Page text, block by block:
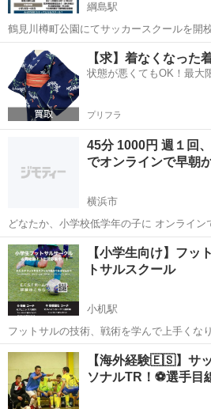
綱島駅
鶴見川樽町公園にてサッカースクールを開
す！ プロフリースタイルフットボールチー
ースタイルフットボールの技術をベースに
ムでサッカーの基本的な技術は...
神奈川 綱島駅 サッカー
フリースタイルフットボール
【求】着なくなった
状態が悪くてもOK！最大
プリフラ
45分 1000円 週１回
でオンラインで早朝
横浜市
どなたか、小学校低学年の子に オンライン
リフティングを教えてくれる方を募集し
タイル出来る方が良いです。 早朝7時～9
中や、土日でも大丈夫です。（こちら...
神奈川 横浜市 サッカー リフティ
【小学生向け】フッ
トサルスクール
小机駅
フットサルの技術、戦術を学んで上手くな
たい、周りとの差を広げたい、そんな子供
めませんか？ 興味がある方はお気軽にお問い合
ージ ↓↓↓ https://...
神奈川 横浜市 小机駅 サッカー
【海外経験🇪🇸】サ
ソナルTR！⚽選手目